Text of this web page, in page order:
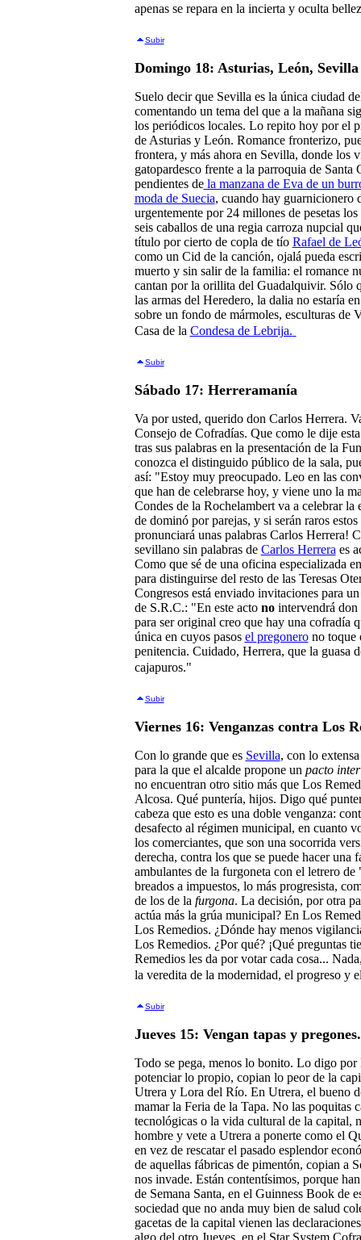
apenas se repara en la incierta y oculta
Subir
Domingo 18: Asturias, León, Sevilla
Suelo decir que Sevilla es la única ciudad
comentando un tema del que a la mañana
los periódicos locales. Lo repito hoy por el
de Asturias y León. Romance fronterizo,
frontera, y más ahora en Sevilla, donde los
gatopardesco frente a la parroquia de Santa
pendientes dela manzana de Eva de un
moda de Suecia, cuando hay guarnicionero
urgentemente por 24 millones de pesetas
seis caballos de una regia carroza nupcial
título por cierto de copla de tío Rafael de
como un Cid de la canción, ojalá pueda
muerto y sin salir de la familia: el romance
cantan por la orillita del Guadalquivir. Sólo
las armas del Heredero, la dalia no estaría
sobre un fondo de mármoles, esculturas de
Casa de la Condesa de Lebrija.
Subir
Sábado 17: Herreramanía
Va por usted, querido don Carlos Herrera.
Consejo de Cofradías. Que como le dije
tras sus palabras en la presentación de la
conozca el distinguido público de la sala,
así: "Estoy muy preocupado. Leo en las
que han de celebrarse hoy, y viene uno la
Condes de la Rochelambert va a celebrar la
de dominó por parejas, y si serán raros
pronunciará unas palabras Carlos Herrera!
sevillano sin palabras de Carlos Herrera es
Como que sé de una oficina especializada
para distinguirse del resto de las Teresas
Congresos está enviado invitaciones para
de S.R.C.: "En este acto nointervendrá don
para ser original creo que hay una cofradía
única en cuyos pasos el pregonerono toque
penitencia. Cuidado, Herrera, que la guasa
cajapuros."
Subir
Viernes 16: Venganzas contra Los
Con lo grande que es Sevilla, con lo
para la que el alcalde propone un pacto
no encuentran otro sitio más que Los
Alcosa. Qué puntería, hijos. Digo qué
cabeza que esto es una doble venganza:
desafecto al régimen municipal, en cuanto
los comerciantes, que son una socorrida
derecha, contra los que se puede hacer una
ambulantes de la furgoneta con el letrero
breados a impuestos, lo más progresista,
de los de la furgona. La decisión, por otra
actúa más la grúa municipal? En Los
Los Remedios. ¿Dónde hay menos
Los Remedios. ¿Por qué? ¡Qué preguntas
Remedios les da por votar cada cosa...
la veredita de la modernidad, el progreso y
Subir
Jueves 15: Vengan tapas y
Todo se pega, menos lo bonito. Lo digo por
potenciar lo propio, copian lo peor de la
Utrera y Lora del Río. En Utrera, el bueno
mamar la Feria de la Tapa. No las poquitas
tecnológicas o la vida cultural de la capital,
hombre y vete a Utrera a ponerte como el
en vez de rescatar el pasado esplendor
de aquellas fábricas de pimentón, copian a
nos invade. Están contentísimos, porque
de Semana Santa, en el Guinness Book de
sociedad que no anda muy bien de salud
gacetas de la capital vienen las
algo del otro Jueves, en el Star System